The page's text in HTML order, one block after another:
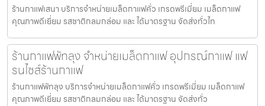
ร้านกาแฟเสนา บริการจำหน่ายเมล็ดกาแฟคั่ว เกรดพรีเมี่ยม เมล็ดกาแฟ
คุณภาพดีเยี่ยม รสชาติกลมกล่อม และ ได้มาตรฐาน จัดส่งทั่วไท
ร้านกาแฟพัทลุง จำหน่ายเมล็ดกาแฟ อุปกรณ์กาแฟ แฟ
รนไชส์ร้านกาแฟ
ร้านกาแฟพัทลุง บริการจำหน่ายเมล็ดกาแฟคั่ว เกรดพรีเมี่ยม เมล็ดกาแฟ
คุณภาพดีเยี่ยม รสชาติกลมกล่อม และ ได้มาตรฐาน จัดส่งทั่ว